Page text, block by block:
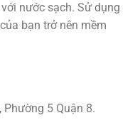
nước sạch. Sử dụng
bạn trở nên mềm
5 Quận 8.